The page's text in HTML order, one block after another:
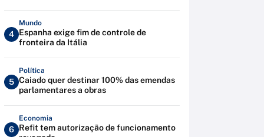
4
Mundo
Espanha exige fim de controle de
fronteira da Itália
5
Política
Caiado quer destinar 100% das emendas
parlamentares a obras
6
Economia
Refit tem autorização de funcionamento